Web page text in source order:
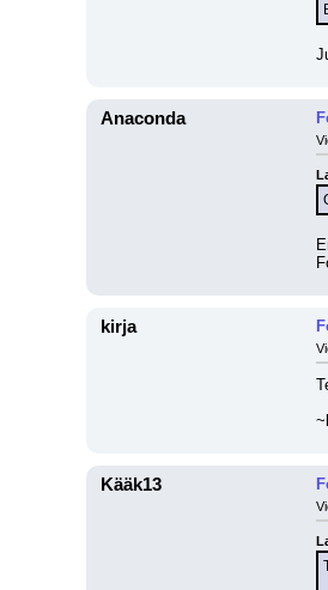
Anaconda
kirja
Kääk13